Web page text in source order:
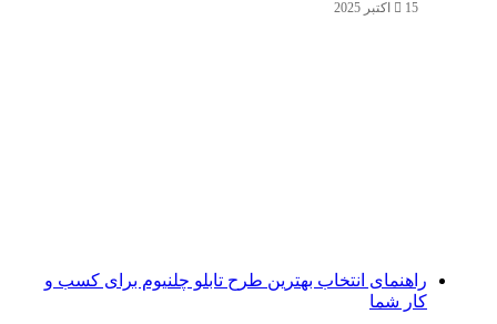
15 اکتبر 2025
راهنمای انتخاب بهترین طرح تابلو چلنیوم برای کسب و
کار شما